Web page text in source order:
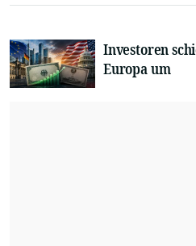
Investoren
Europa um